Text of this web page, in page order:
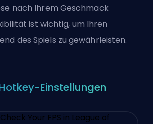
nach Ihrem Geschmack
ist wichtig, um Ihren
des Spiels zu gewährleisten.
Einstellungen